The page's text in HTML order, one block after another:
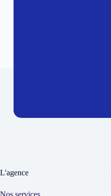
L'agence